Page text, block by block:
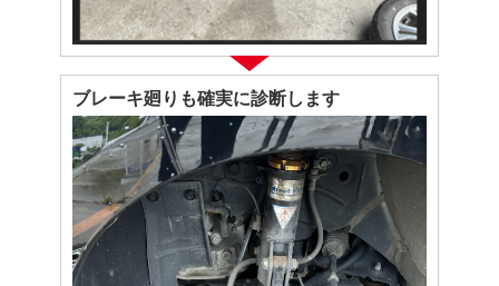
ブレーキ廻りも確実に診断します